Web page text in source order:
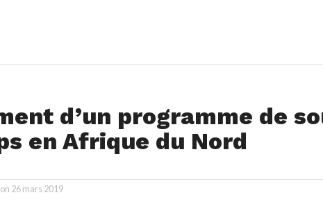
d’un programme de
en Afrique du Nord
26 mars 2019